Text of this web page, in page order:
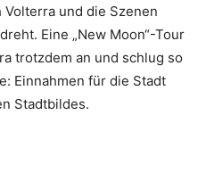
und die Szenen
Eine „New Moon“-Tour
trotzdem an und schlug so
Einnahmen für die Stadt
Stadtbildes.